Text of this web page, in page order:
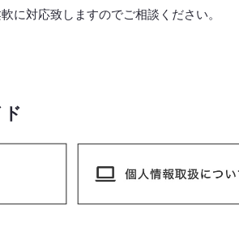
に対応致しますのでご相談ください。